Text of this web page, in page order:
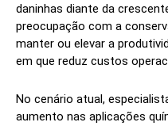
daninhas diante da
preocupação com a
manter ou elevar a
em que reduz custos
No cenário atual,
aumento nas aplicações